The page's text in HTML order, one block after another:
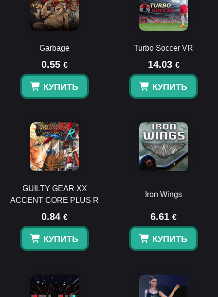
Garbage
0.55 €
КУПИТЬ
Turbo Soccer VR
14.03 €
КУПИТЬ
GUILTY GEAR XX
ACCENT CORE PLUS R
0.84 €
КУПИТЬ
Iron Wings
6.61 €
КУПИТЬ